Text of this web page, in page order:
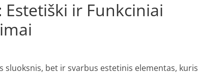
ir Funkciniai
bet ir svarbus estetinis elementas, kuris